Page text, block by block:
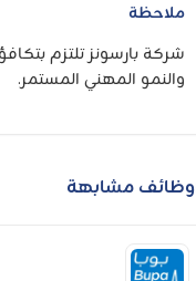
ملاحظة
شركة بارسونز تلتزم
والنمو المهني المستمر.
وظائف مشابهة